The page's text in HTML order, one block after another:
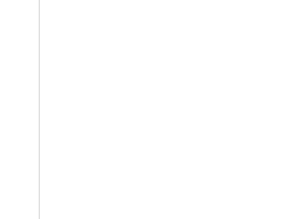
, '직잭뷰티 페스타'…최대 91% 할인
공항서 '팔도음식대전'
층 위해 53억원 상당 통큰 기부